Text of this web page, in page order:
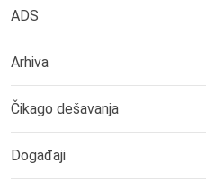
ADS
Arhiva
Čikago dešavanja
Događaji